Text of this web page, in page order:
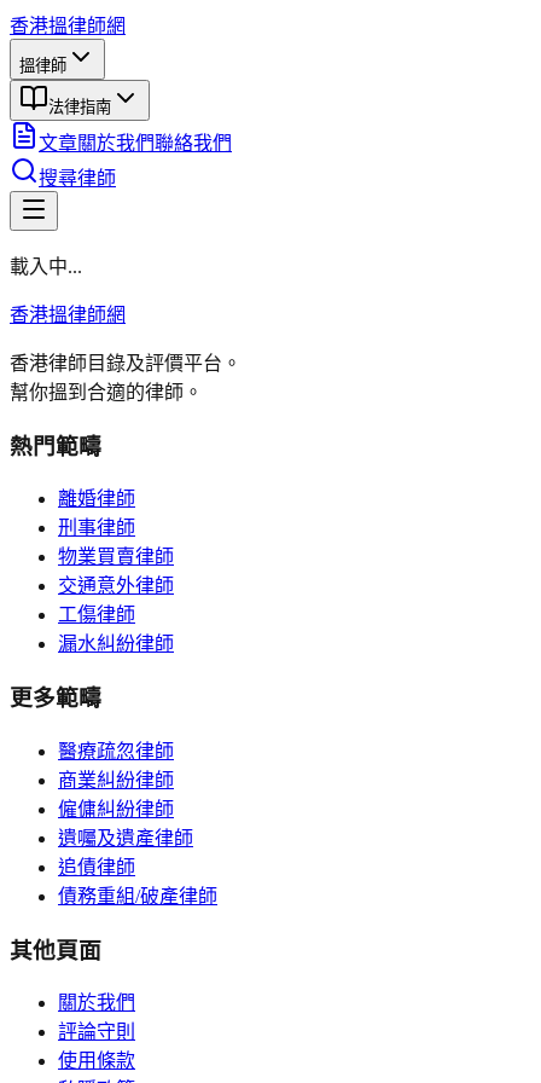
香港搵律師網
搵律師
法律指南
文章關於我們聯絡我們
搜尋律師
載入中...
香港搵律師網
香港律師目錄及評價平台。
幫你搵到合適的律師。
熱門範疇
離婚律師
刑事律師
物業買賣律師
交通意外律師
工傷律師
漏水糾紛律師
更多範疇
醫療疏忽律師
商業糾紛律師
僱傭糾紛律師
遺囑及遺產律師
追債律師
債務重組/破產律師
其他頁面
關於我們
評論守則
使用條款